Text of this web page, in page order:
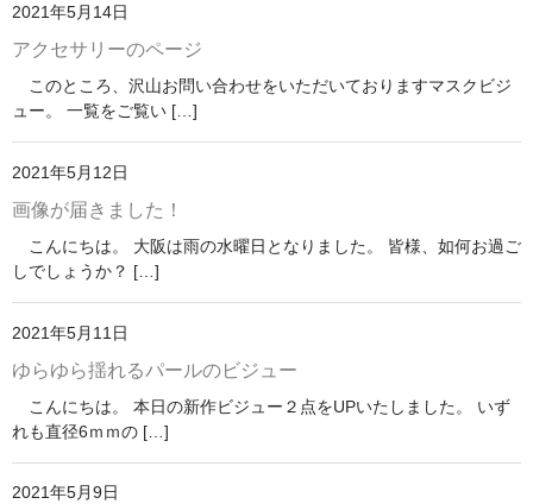
2021年5月14日
アクセサリーのページ
このところ、沢山お問い合わせをいただいておりますマスクビジ
ュー。 一覧をご覧い […]
2021年5月12日
画像が届きました！
こんにちは。 大阪は雨の水曜日となりました。 皆様、如何お過ご
しでしょうか？ […]
2021年5月11日
ゆらゆら揺れるパールのビジュー
こんにちは。 本日の新作ビジュー２点をUPいたしました。 いず
れも直径6ｍｍの […]
2021年5月9日